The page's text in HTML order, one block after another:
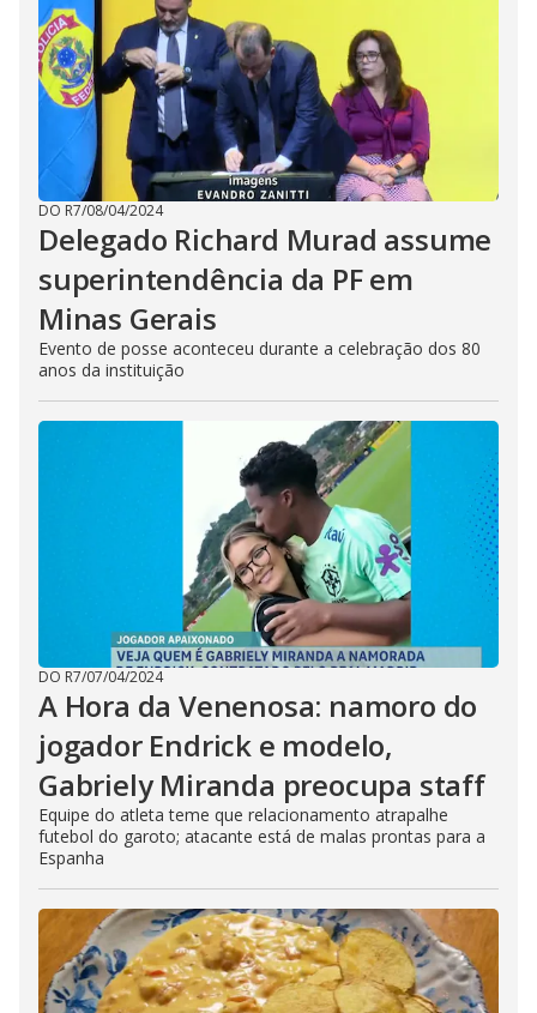
DO R7/08/04/2024
Delegado Richard Murad assume
superintendência da PF em
Minas Gerais
Evento de posse aconteceu durante a celebração dos 80
anos da instituição
DO R7/07/04/2024
A Hora da Venenosa: namoro do
jogador Endrick e modelo,
Gabriely Miranda preocupa staff
Equipe do atleta teme que relacionamento atrapalhe
futebol do garoto; atacante está de malas prontas para a
Espanha